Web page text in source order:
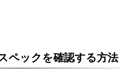
ペックを確認する方法